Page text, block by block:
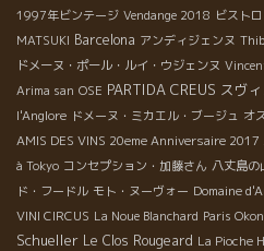
1997年ビンテージ Vendange 2018 ビスト
MATSUKI Barcelona アンディジェンヌ
ドメーヌ・ポール・ルイ・ウジェンヌ
Arima san OSE PARTIDA CREUS スヴ
l'Anglore ドメーヌ・ミカエル・ブージュ オ
AMIS DES VINS 20eme Anniversaire 2017
à Tokyo コンセプション・加藤さん 八丈島の
ド・フードル モト・ヌーヴォー Domaine
VINI CIRCUS La Noue Blanchard Paris
Schueller Le Clos Rougeard La Pioche